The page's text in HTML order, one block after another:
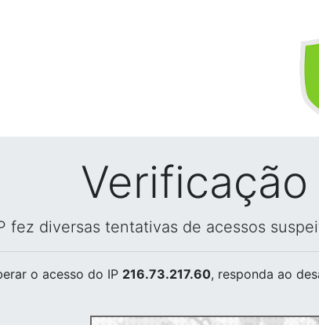
fez diversas tentativas de acessos
o acesso do IP 216.73.217.60, responda ao